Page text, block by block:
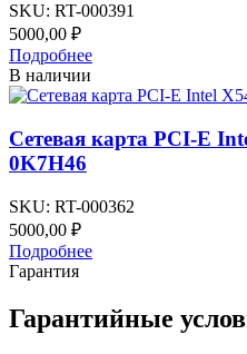
SKU: RT-000391
5000,00 ₽
Подробнее
В наличии
Сетевая карта PCI-E
0K7H46
SKU: RT-000362
5000,00 ₽
Подробнее
Гарантия
Гарантийные